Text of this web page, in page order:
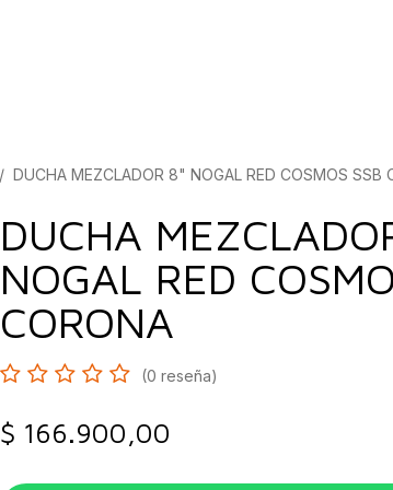
DUCHA MEZCLADOR 8" NOGAL RED COSMOS SSB
DUCHA
NOGAL RED
CORONA
(0 reseña)
$ 166.900,00